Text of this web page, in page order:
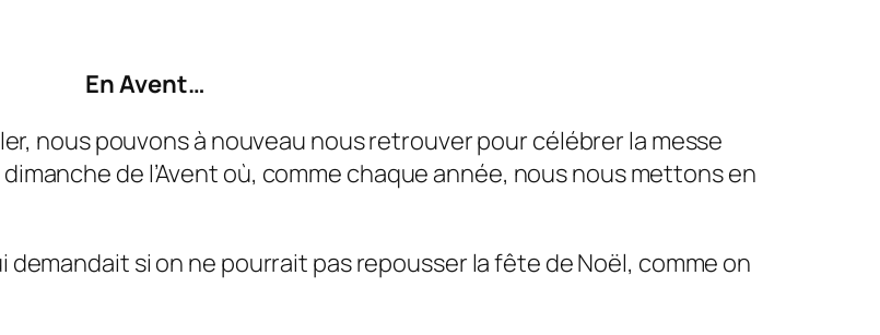
En Avent…
nous pouvons à nouveau nous retrouver pour célébrer la messe
de l’Avent où, comme chaque année, nous nous mettons en
demandait si on ne pourrait pas repousser la fête de Noël, comme on